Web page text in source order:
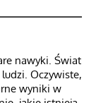
nawyki. Świat
Oczywiste,
wyniki w